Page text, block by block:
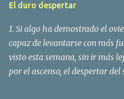
El duro despertar
1. Si algo ha demostrado el
capaz de levantarse con más
visto esta semana, sin ir más
por el ascenso, el despertar del